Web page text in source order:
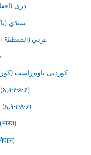
درى
سنڌي
عربي (المنطقة
کوردیی ناوەڕاست
(ኢትዮጵያ)